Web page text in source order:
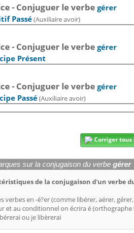
- Conjuguer le verbegérer
Passé(Auxiliaire avoir)
- Conjuguer le verbegérer
Présent
- Conjuguer le verbegérer
Passé(Auxiliaire avoir)
Corriger tous
sur la conjugaison du verbegérer
de la conjugaison d'un verbe
verbes en -é?er (comme libérer, aérer,
et au conditionnel on écrira é
ou je libèrerai